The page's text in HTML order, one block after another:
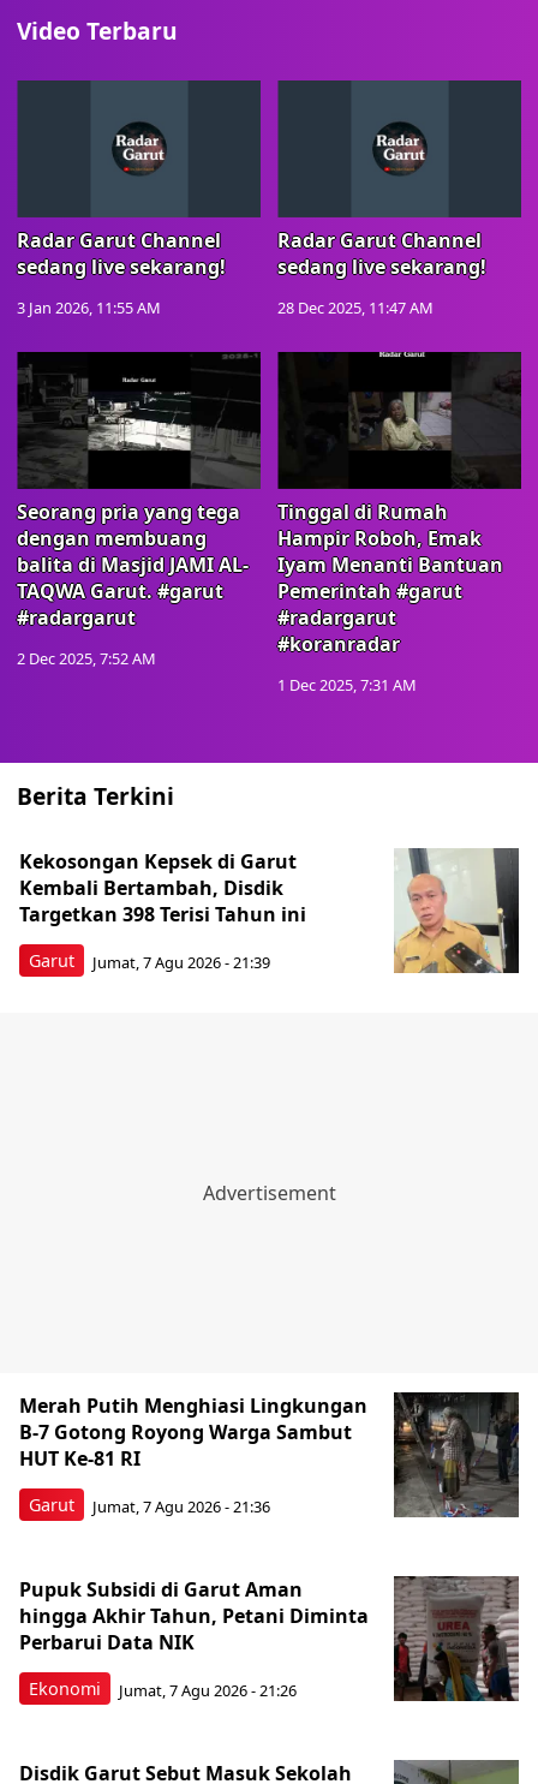
Video Terbaru
Radar Garut Channel
sedang live sekarang!
3 Jan 2026, 11:55 AM
Radar Garut Channel
sedang live sekarang!
28 Dec 2025, 11:47 AM
Seorang pria yang tega
dengan membuang
balita di Masjid JAMI AL-
TAQWA Garut. #garut
#radargarut
2 Dec 2025, 7:52 AM
Tinggal di Rumah
Hampir Roboh, Emak
Iyam Menanti Bantuan
Pemerintah #garut
#radargarut
#koranradar
1 Dec 2025, 7:31 AM
Berita Terkini
Garut
Kekosongan Kepsek di Garut
Kembali Bertambah, Disdik
Targetkan 398 Terisi Tahun ini
Jumat, 7 Agu 2026 - 21:39
Garut
Merah Putih Menghiasi Lingkungan
B-7 Gotong Royong Warga Sambut
HUT Ke-81 RI
Jumat, 7 Agu 2026 - 21:36
Ekonomi
Pupuk Subsidi di Garut Aman
hingga Akhir Tahun, Petani Diminta
Perbarui Data NIK
Jumat, 7 Agu 2026 - 21:26
Disdik Garut Sebut Masuk Sekolah